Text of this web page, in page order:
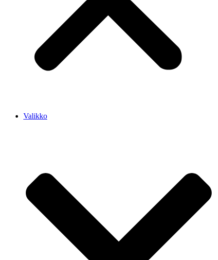
Valikko